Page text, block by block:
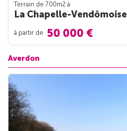
Terrain de 700m2 à
La Chapelle-Vendômoise
à partir de 50 000 €
Averdon